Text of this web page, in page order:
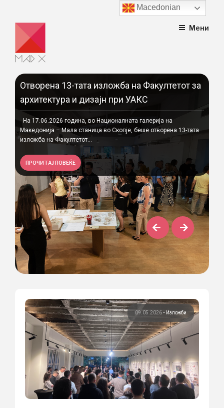
content
Мени
Отворена 13-тата изложба на Факултетот за
архитектура и дизајн при УАКС
На 17.06.2026 година, во Националната галерија на
Македонија – Мала станица во Скопје, беше отворена 13-тата
изложба на Факултетот...
ПРОЧИТАЈ ПОВЕЌЕ
09.05.2026 • Изложби
Macedonian